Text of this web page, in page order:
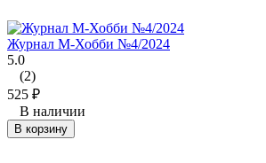
Журнал М-Хобби №4/2024
5.0
(2)
525 ₽
В наличии
В корзину